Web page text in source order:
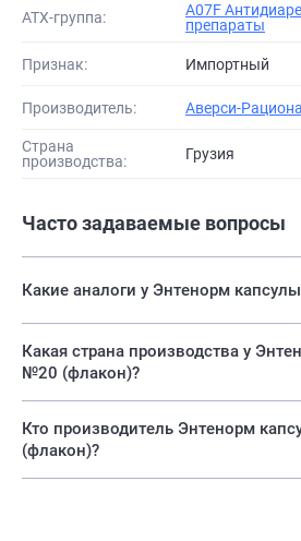
АТХ-группа:
A07F
препараты
Признак: Импортный
Производитель: Аверси-
Страна
производства:
Грузия
Часто задаваемые вопросы
Какие аналоги у Энтенорм
Какая страна производства у
№20 (флакон)?
Кто производитель Энтенорм
(флакон)?